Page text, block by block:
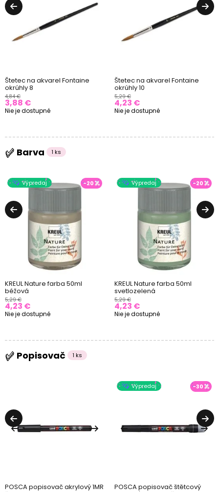
Štetec na akvarel Fontaine
okrúhly 8
4,84 €
3,88 €
Nie je dostupné
Štetec na akvarel Fontaine
okrúhly 10
5,29 €
4,23 €
Nie je dostupné
Barva 1 ks
Výpredaj -20
KREUL Nature farba 50ml
béžová
5,29 €
4,23 €
Nie je dostupné
Výpredaj -20
KREUL Nature farba 50ml
svetlozelená
5,29 €
4,23 €
Nie je dostupné
Popisovač 1 ks
POSCA popisovač akrylový 1MR
Výpredaj -30
POSCA popisovač štětcový